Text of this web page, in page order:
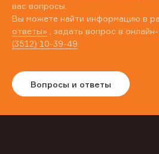
вас вопросы.
Вы можете найти информацию в
ответы» , задать вопрос в
(3512) 10-39-49
Вопросы и ответы